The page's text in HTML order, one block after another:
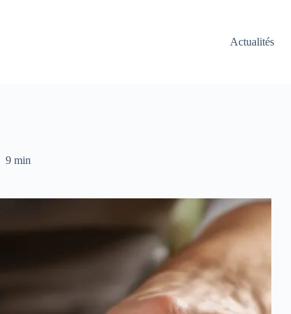
Actualités
9 min